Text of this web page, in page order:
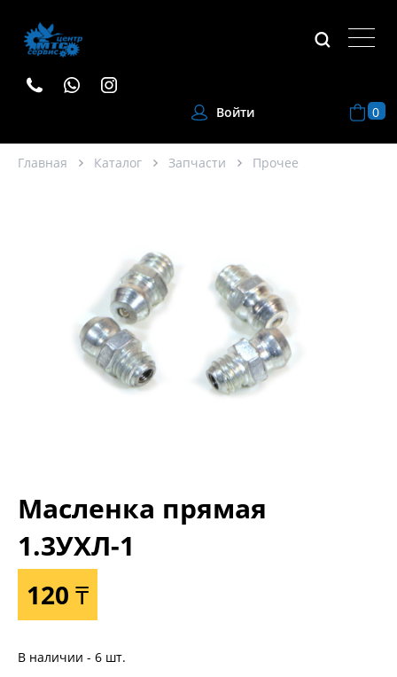
Войти 0
Главная Каталог Запчасти Прочее
Масленка прямая
1.3УХЛ-1
120 ₸
В наличии - 6 шт.